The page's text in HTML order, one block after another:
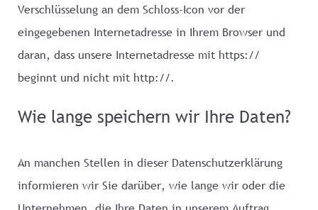
Verschlüsselung an dem Schloss-Icon vor der
eingegebenen Internetadresse in Ihrem Browser und
daran, dass unsere Internetadresse mit https://
beginnt und nicht mit http://.
Wie lange speichern wir Ihre Daten?
An manchen Stellen in dieser Datenschutzerklärung
informieren wir Sie darüber, wie lange wir oder die